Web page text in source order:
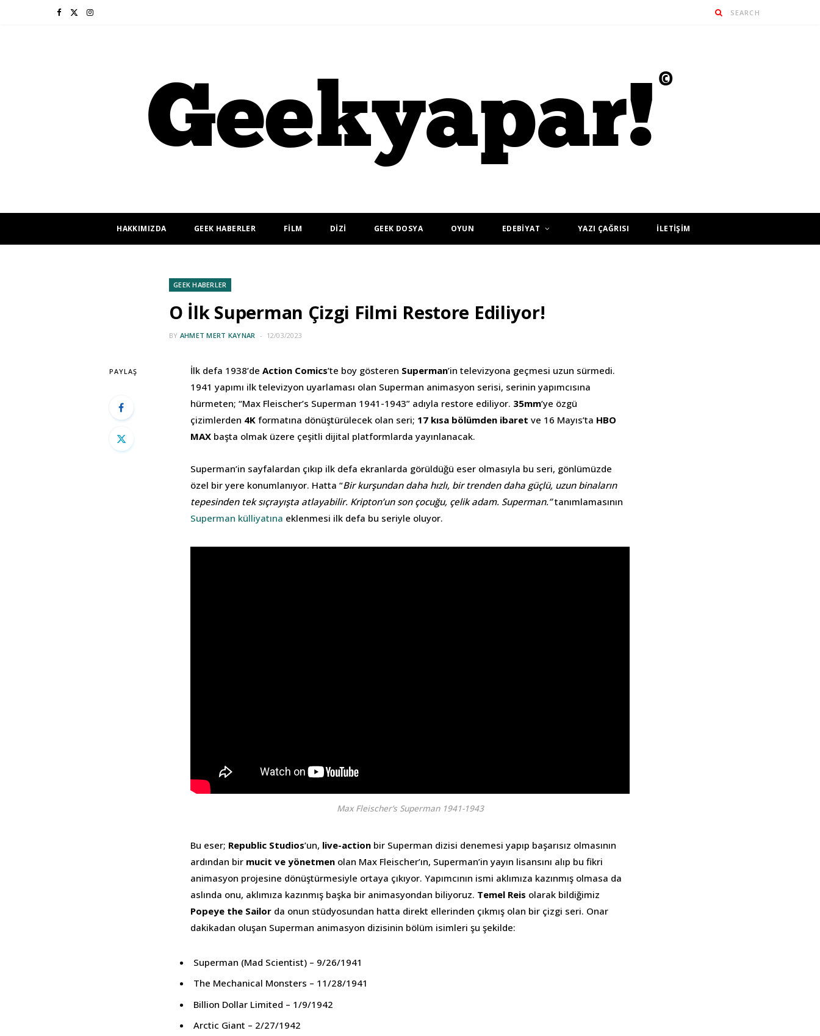
F I
HAKKIMIZDA GEEK HABERLER FİLM DİZİ GEEK DOSYA OYUN EDEBİYAT YAZI ÇAĞRISI İLETİŞİM
GEEK HABERLER
O İlk Superman Çizgi Filmi Restore Ediliyor!
BY AHMET MERT KAYNAR 12/03/2023
PAYLAŞ İlk defa 1938’de Action Comics’te boy gösteren Superman’in televizyona geçmesi uzun sürmedi.
1941 yapımı ilk televizyon uyarlaması olan Superman animasyon serisi, serinin yapımcısına
hürmeten; “Max Fleischer’s Superman 1941-1943” adıyla restore ediliyor. 35mm’ye özgü
çizimlerden 4K formatına dönüştürülecek olan seri; 17 kısa bölümden ibaret ve 16 Mayıs’ta HBO
MAX başta olmak üzere çeşitli dijital platformlarda yayınlanacak.
Superman’in sayfalardan çıkıp ilk defa ekranlarda görüldüğü eser olmasıyla bu seri, gönlümüzde
özel bir yere konumlanıyor. Hatta “Bir kurşundan daha hızlı, bir trenden daha güçlü, uzun binaların
tepesinden tek sıçrayışta atlayabilir. Kripton’un son çocuğu, çelik adam. Superman.”tanımlamasının
Superman külliyatına eklenmesi ilk defa bu seriyle oluyor.
Max Fleischer’s Superman 1941-1943
Bu eser; Republic Studios’un, live-action bir Superman dizisi denemesi yapıp başarısız olmasının
ardından bir mucit ve yönetmen olan Max Fleischer’ın, Superman’in yayın lisansını alıp bu fikri
animasyon projesine dönüştürmesiyle ortaya çıkıyor. Yapımcının ismi aklımıza kazınmış olmasa da
aslında onu, aklımıza kazınmış başka bir animasyondan biliyoruz. Temel Reis olarak bildiğimiz
Popeye the Sailor da onun stüdyosundan hatta direkt ellerinden çıkmış olan bir çizgi seri. Onar
dakikadan oluşan Superman animasyon dizisinin bölüm isimleri şu şekilde:
Superman (Mad Scientist) – 9/26/1941
The Mechanical Monsters – 11/28/1941
Billion Dollar Limited – 1/9/1942
Arctic Giant – 2/27/1942